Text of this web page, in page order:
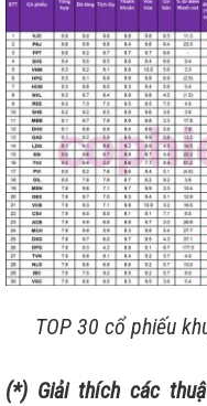
TOP 30 cổ phiếu
(*) Giải thích các